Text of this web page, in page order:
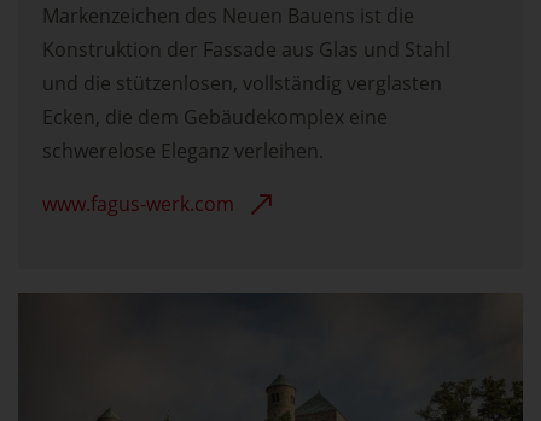
Markenzeichen des Neuen Bauens ist die
Konstruktion der Fassade aus Glas und Stahl
und die stützenlosen, vollständig verglasten
Ecken, die dem Gebäudekomplex eine
schwerelose Eleganz verleihen.
www.fagus-werk.com